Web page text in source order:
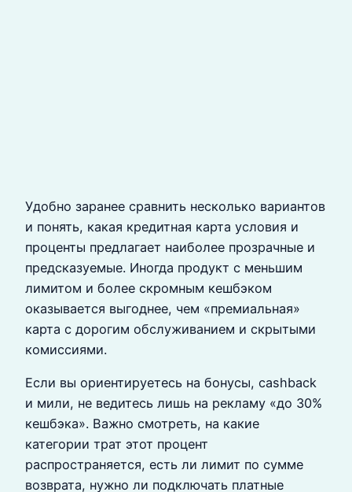
Удобно заранее сравнить несколько вариантов
и понять, какая кредитная карта условия и
проценты предлагает наиболее прозрачные и
предсказуемые. Иногда продукт с меньшим
лимитом и более скромным кешбэком
оказывается выгоднее, чем «премиальная»
карта с дорогим обслуживанием и скрытыми
комиссиями.
Если вы ориентируетесь на бонусы, cashback
и мили, не ведитесь лишь на рекламу «до 30%
кешбэка». Важно смотреть, на какие
категории трат этот процент
распространяется, есть ли лимит по сумме
возврата, нужно ли подключать платные